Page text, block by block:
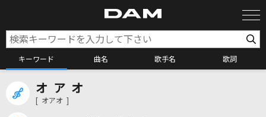
キーワード 曲名 歌手名 歌詞
オ ア オ
[ オアオ ]